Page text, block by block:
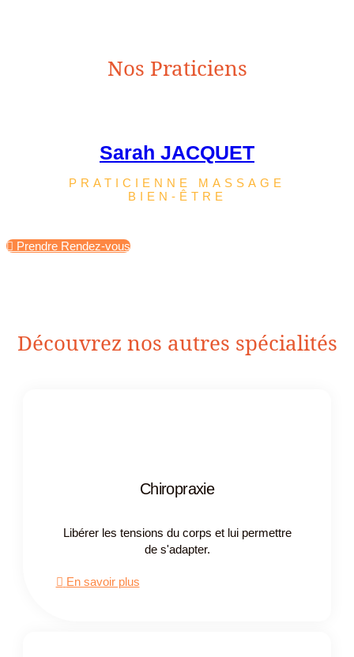
Nos Praticiens
Sarah JACQUET
PRATICIENNE MASSAGE
BIEN-ÊTRE
Prendre Rendez-vous
Découvrez nos autres spécialités
Chiropraxie
Libérer les tensions du corps et lui permettre
de s'adapter.
En savoir plus